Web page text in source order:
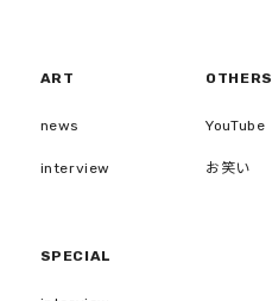
ART
news
interview
OTHERS
YouTube
お笑い
SPECIAL